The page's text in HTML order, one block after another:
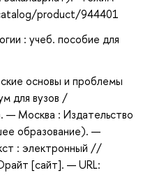
product/944401
: учеб. пособие для
основы и проблемы
для вузов /
— Москва : Издательство
образование). —
: электронный //
[сайт]. — URL: